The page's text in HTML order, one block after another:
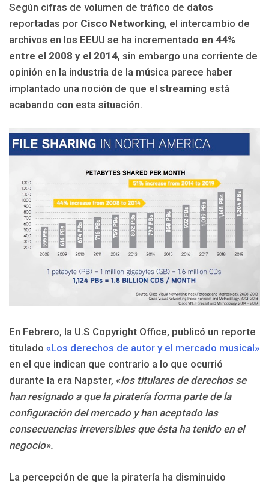
Según cifras de volumen de tráfico de datos
reportadas por Cisco Networking, el intercambio de
archivos en los EEUU se ha incrementado en 44%
entre el 2008 y el 2014, sin embargo una corriente de
opinión en la industria de la música parece haber
implantado una noción de que el streaming está
acabando con esta situación.
En Febrero, la U.S Copyright Office, publicó un reporte
titulado «Los derechos de autor y el mercado musical»
en el que indican que contrario a lo que ocurrió
durante la era Napster, «los titulares de derechos se
han resignado a que la piratería forma parte de la
configuración del mercado y han aceptado las
consecuencias irreversibles que ésta ha tenido en el
negocio».
La percepción de que la piratería ha disminuido